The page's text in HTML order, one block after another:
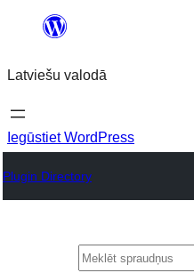
Pāriet
saturu
Latviešu valodā
Iegūstiet WordPress
Plugin Directory
Meklēt